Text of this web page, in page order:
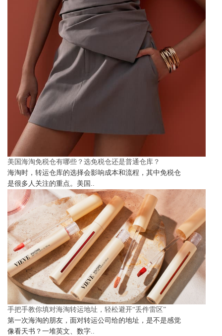
美国海淘免税仓有哪些？选免税仓还是普通仓库？
海淘时，转运仓库的选择会影响成本和流程，其中免税仓
是很多人关注的重点。美国..
手把手教你填对海淘转运地址，轻松避开“丢件雷区”
第一次海淘的朋友，面对转运公司给的地址，是不是感觉
像看天书？一堆英文、数字..